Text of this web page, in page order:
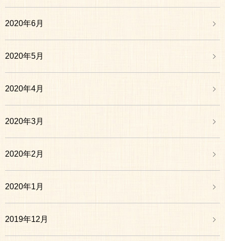
2020年6月
2020年5月
2020年4月
2020年3月
2020年2月
2020年1月
2019年12月